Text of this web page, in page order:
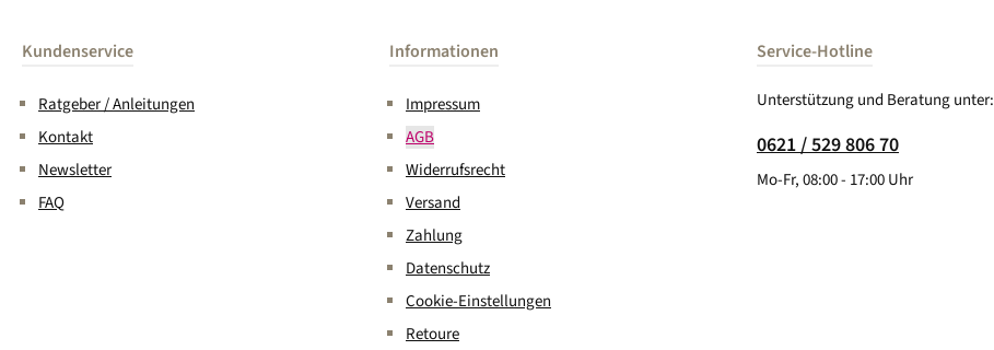
Kundenservice
Ratgeber / Anleitungen
Kontakt
Newsletter
FAQ
Informationen
Impressum
AGB
Widerrufsrecht
Versand
Zahlung
Datenschutz
Cookie-Einstellungen
Retoure
Service-Hotline
Unterstützung und Beratung unter:
0621 / 529 806 70
Mo-Fr, 08:00 - 17:00 Uhr